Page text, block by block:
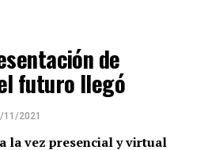
de
futuro llegó
11/2021
la vez presencial y virtual